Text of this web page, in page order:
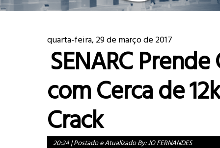
quarta-feira, 29 de março de 2017
SENARC Prende
com Cerca de
Crack
20:24|Postado e Atualizado By:JO FERNANDES